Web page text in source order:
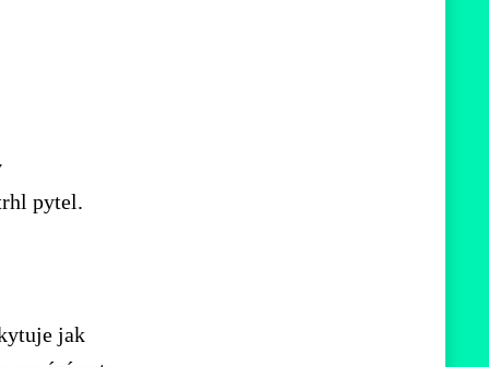
pytel.
jak